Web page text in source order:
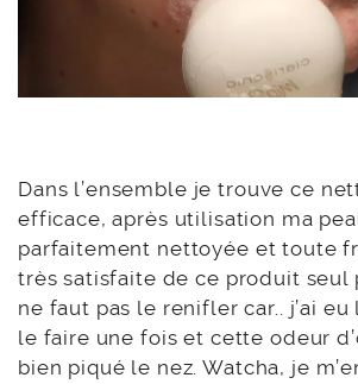
Dans l’ensemble je trouve ce
efficace, après utilisation ma
parfaitement nettoyée et toute
très satisfaite de ce produit seul
ne faut pas le renifler car.. j’ai
le faire une fois et cette odeur
bien piqué le nez. Watcha, je